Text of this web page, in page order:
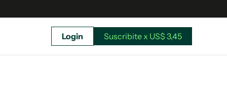
Login Suscribite x US$ 3,45